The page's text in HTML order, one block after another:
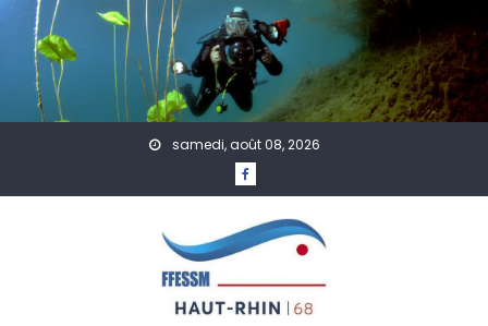
Skip to content
samedi, août 08, 2026